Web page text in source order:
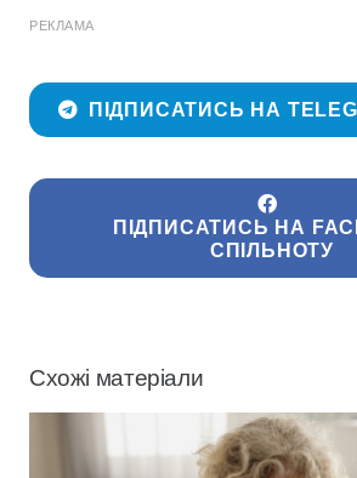
РЕКЛАМА
ПІДПИСАТИСЬ НА
ПІДПИСАТИСЬ НА
СПІЛЬНОТУ
Схожі матеріали